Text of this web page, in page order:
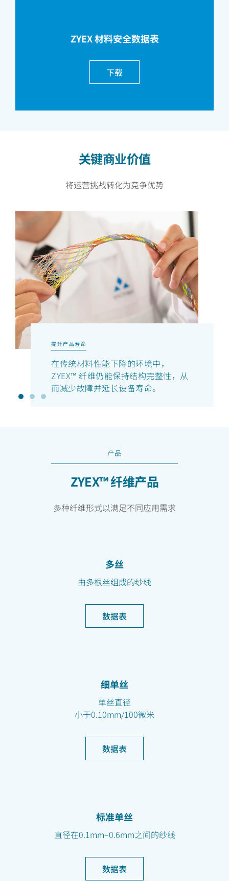
ZYEX 材料安全数据表
下载
关键商业价值
将运营挑战转化为竞争优势
提升产品寿命
在传统材料性能下降的环境中，
ZYEX™ 纤维仍能保持结构完整性，从
而减少故障并延长设备寿命。
产品
ZYEX™ 纤维产品
多种纤维形式以满足不同应用需求
多丝
由多根丝组成的纱线
数据表
细单丝
单丝直径
小于0.10mm/100微米
数据表
标准单丝
直径在0.1mm–0.6mm之间的纱线
数据表